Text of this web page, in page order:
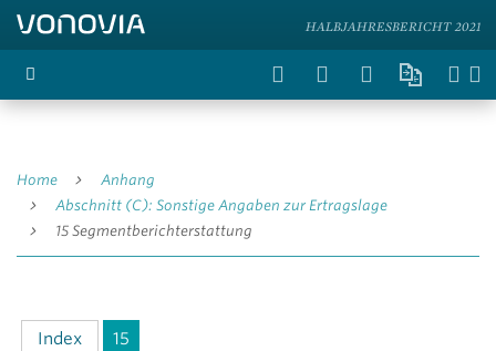
HALBJAHRESBERICHT 2021
Home
Anhang
Abschnitt (C): Sonstige Angaben zur Ertragslage
15 Segmentberichterstattung
Index 15